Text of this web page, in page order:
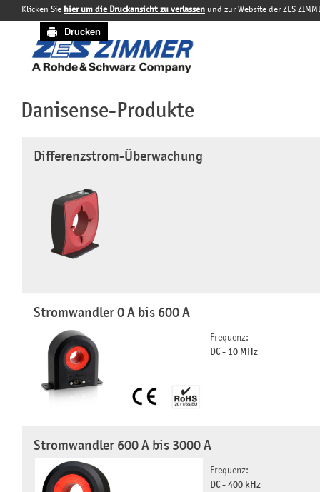
Klicken Sie hier um die Druckansicht zu verlassen und zur Website der ZES
Drucken
Danisense-Produkte
Differenzstrom-Überwachung
Stromwandler 0 A bis 600 A
Frequenz:
DC - 10 MHz
Stromwandler 600 A bis 3000 A
Frequenz:
DC - 400 kHz